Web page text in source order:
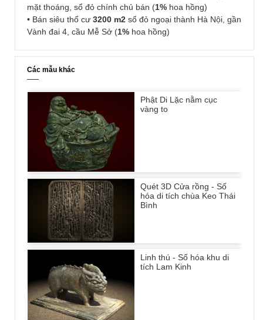
mặt thoáng, sổ đỏ chính chủ bán (1% hoa hồng)
• Bán siêu thổ cư 3200 m2 sổ đỏ ngoại thành Hà Nội, gần
Vành đai 4, cầu Mễ Sở (1% hoa hồng)
Các mẫu khác
Phật Di Lặc nằm cục
vàng to
Quét 3D Cửa rồng - Số
hóa di tích chùa Keo Thái
Bình
Linh thú - Số hóa khu di
tích Lam Kinh